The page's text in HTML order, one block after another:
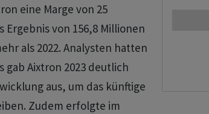
eine Marge von 25
von 156,8 Millionen
als 2022. Analysten hatten
Aixtron 2023 deutlich
aus, um das künftige
Zudem erfolgte im